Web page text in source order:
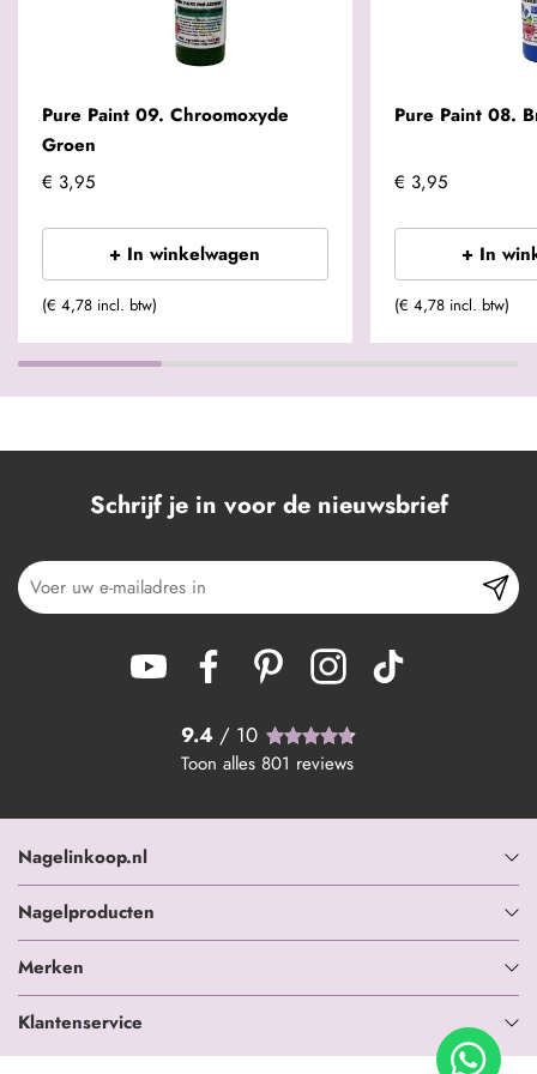
Pure Paint 09. Chroomoxyde
Groen
€ 3,95
+ In winkelwagen
(€ 4,78 incl. btw)
Pure Paint 08.
€ 3,95
+ In
(€ 4,78 incl. btw)
Schrijf je in voor de nieuwsbrief
9.4 / 10
Toon alles 801 reviews
Nagelinkoop.nl
Nagelproducten
Merken
Klantenservice